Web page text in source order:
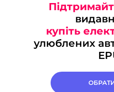
купіть
улюблених